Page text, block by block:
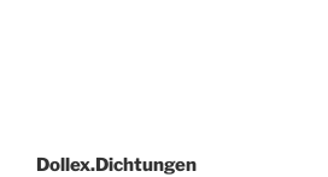
Dollex.Dichtungen